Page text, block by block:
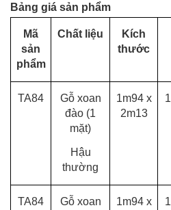
Bảng giá sản phẩm
Mã
sản
phẩm
Chất liệu
Kích
thước
TA84
Gỗ xoan
đào (1
mặt)
Hậu
thường
1m94 x
2m13
TA84
Gỗ xoan
1m94 x